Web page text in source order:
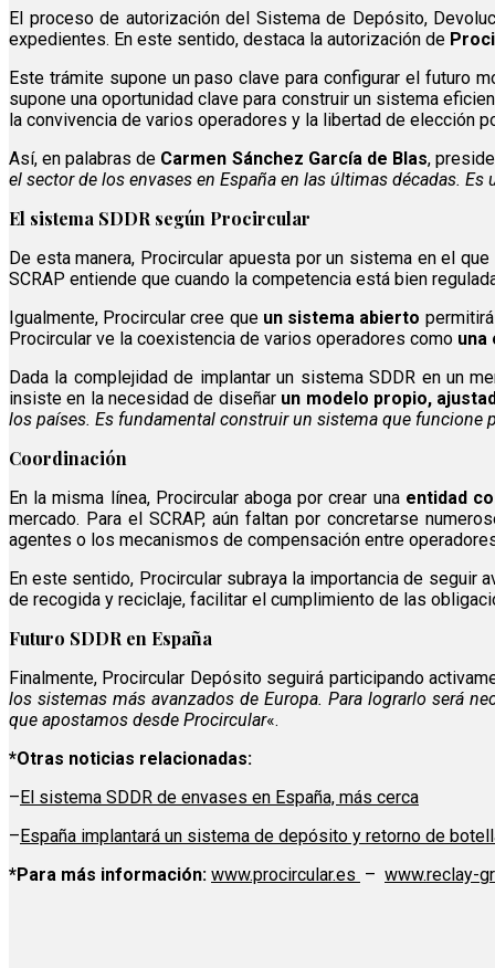
El proceso de autorización del Sistema de Depósito,
expedientes. En este sentido, destaca la autorización de
Este trámite supone un paso clave para configurar el futuro
supone una oportunidad clave para construir un sistema
la convivencia de varios operadores y la libertad de elección
Así, en palabras de Carmen Sánchez García de Blas,
el sector de los envases en España en las últimas décadas.
El sistema SDDR según Procircular
De esta manera, Procircular apuesta por un sistema en el que
SCRAP entiende que cuando la competencia está bien
Igualmente, Procircular cree que un sistema abierto
Procircular ve la coexistencia de varios operadores como una
Dada la complejidad de implantar un sistema SDDR en un
insiste en la necesidad de diseñar un modelo propio,
los países. Es fundamental construir un sistema que funcione
Coordinación
En la misma línea, Procircular aboga por crear una entidad
mercado. Para el SCRAP, aún faltan por concretarse
agentes o los mecanismos de compensación entre
En este sentido, Procircular subraya la importancia de seguir
de recogida y reciclaje, facilitar el cumplimiento de las
Futuro SDDR en España
Finalmente, Procircular Depósito seguirá participando
los sistemas más avanzados de Europa. Para lograrlo será
que apostamos desde Procircular«.
*Otras noticias relacionadas:
– El sistema SDDR de envases en España, más cerca
– España implantará un sistema de depósito y retorno de
*Para más información: www.procircular.es – www.reclay-